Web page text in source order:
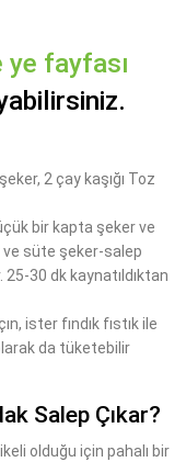
ye fayfası
2 çay kaşığı Toz
bir kapta şeker ve
ve süte şeker-salep
25-30 dk kaynatıldıktan
ister fındık fıstık ile
da tüketebilir
Salep Çıkar?
olduğu için pahalı bir